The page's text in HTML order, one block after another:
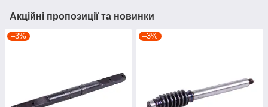
Акційні пропозиції та новинки
–3% –3%